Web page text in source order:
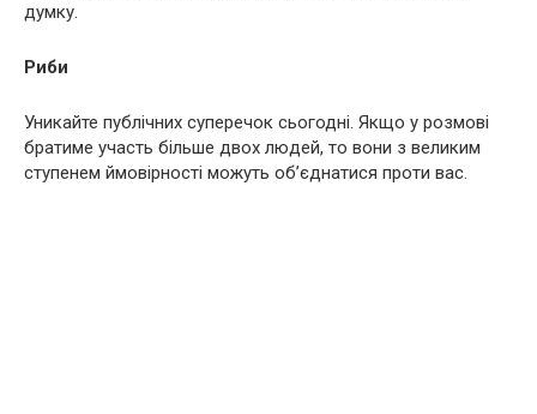
думку.
Риби
Уникайте публічних суперечок сьогодні. Якщо у розмові
братиме участь більше двох людей, то вони з великим
ступенем ймовірності можуть об’єднатися проти вас.